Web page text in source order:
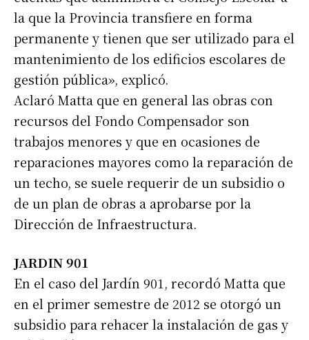
la que la Provincia transfiere en forma
permanente y tienen que ser utilizado para el
mantenimiento de los edificios escolares de
gestión pública», explicó.
Aclaró Matta que en general las obras con
recursos del Fondo Compensador son
trabajos menores y que en ocasiones de
reparaciones mayores como la reparación de
un techo, se suele requerir de un subsidio o
de un plan de obras a aprobarse por la
Dirección de Infraestructura.
JARDIN 901
En el caso del Jardín 901, recordó Matta que
en el primer semestre de 2012 se otorgó un
subsidio para rehacer la instalación de gas y